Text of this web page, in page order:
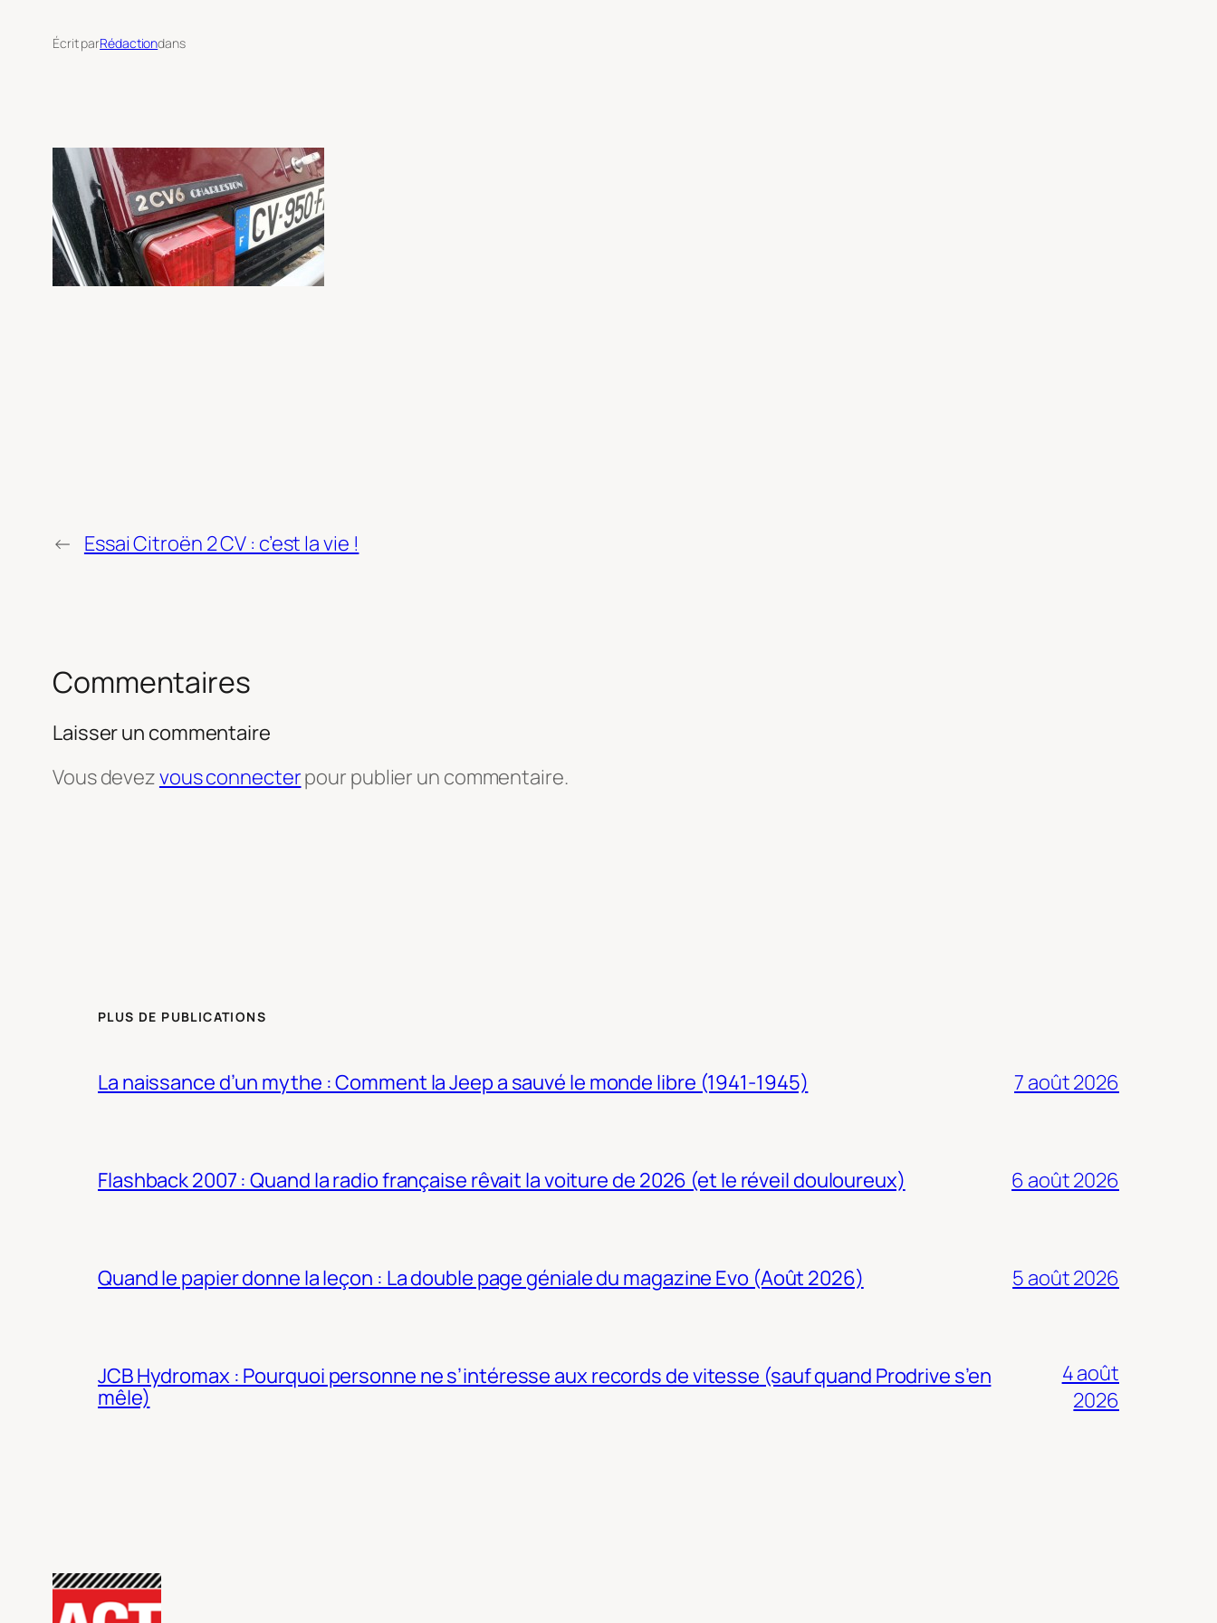
Écrit parRédactiondans
← Essai Citroën 2 CV : c’est la vie !
Commentaires
Laisser un commentaire
Vous devezvous connecterpour publier un commentaire.
PLUS DE PUBLICATIONS
La naissance d’un mythe : Comment la Jeep a sauvé le monde libre (1941-1945) 7 août 2026
Flashback 2007 : Quand la radio française rêvait la voiture de 2026 (et le réveil douloureux) 6 août 2026
Quand le papier donne la leçon : La double page géniale du magazine Evo (Août 2026) 5 août 2026
JCB Hydromax : Pourquoi personne ne s’intéresse aux records de vitesse (sauf quand Prodrive s’en
mêle)
4 août
2026